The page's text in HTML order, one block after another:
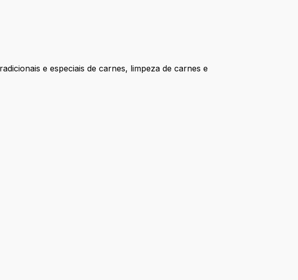
e especiais de carnes, limpeza de carnes e